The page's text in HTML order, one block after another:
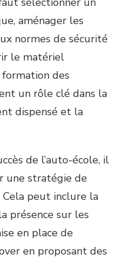
aménager les
normes de sécurité
le matériel
des
un rôle clé dans la
dispensé et la
de l’auto-école, il
une stratégie de
Cela peut inclure la
présence sur les
en place de
en proposant des